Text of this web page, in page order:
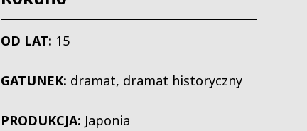
OD LAT: 15
GATUNEK: dramat, dramat historyczny
PRODUKCJA: Japonia